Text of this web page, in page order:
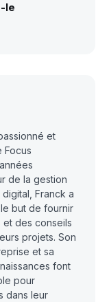
le
et
Focus
de la gestion
Franck a
but de fournir
des conseils
projets. Son
et sa
font
pour
dans leur